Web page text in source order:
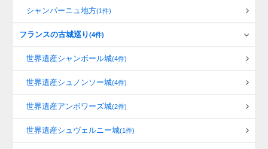
シャンパーニュ地方(1件)
フランスの古城巡り(4件)
世界遺産シャンボール城(4件)
世界遺産シュノンソー城(4件)
世界遺産アンボワーズ城(2件)
世界遺産シュヴェルニー城(1件)